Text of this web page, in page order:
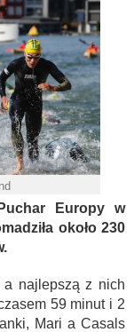
Europy w
około 230
a najlepszą z nich
59 minut i 2
Mari a Casals